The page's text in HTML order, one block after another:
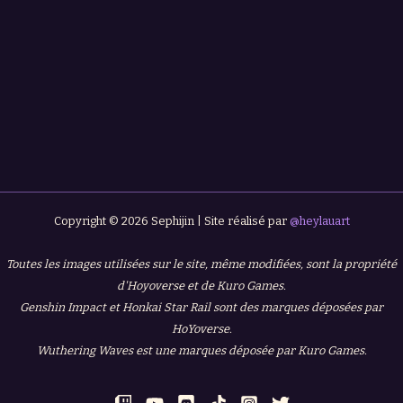
Copyright © 2026 Sephijin | Site réalisé par @heylauart
Toutes les images utilisées sur le site, même modifiées, sont la propriété
d'Hoyoverse et de Kuro Games.
Genshin Impact et Honkai Star Rail sont des marques déposées par
HoYoverse.
Wuthering Waves est une marques déposée par Kuro Games.